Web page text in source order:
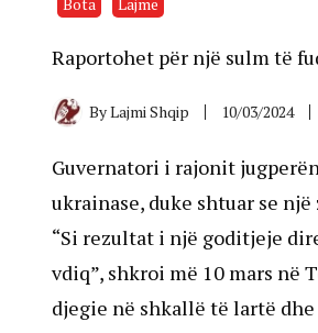
Raportohet për një sulm të
ByLajmi Shqip 10/03/2024
Guvernatori i rajonit
ukrainase, duke shtuar se
“Si rezultat i një goditjeje
vdiq”, shkroi më 10 mars në
djegie në shkallë të lartë